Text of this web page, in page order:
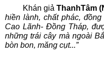
Khán giả ThanhTâm
hiền lành, chất phác,
Cao Lãnh- Đồng Tháp,
những trái cây mà ngoài
bòn bon, măng cụt...”